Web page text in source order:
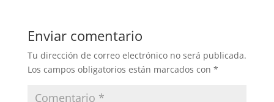
Enviar comentario
Tu dirección de correo electrónico no será publicada.
Los campos obligatorios están marcados con *